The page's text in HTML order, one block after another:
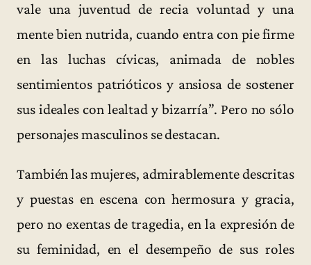
vale una juventud de recia voluntad y una
mente bien nutrida, cuando entra con pie firme
en las luchas cívicas, animada de nobles
sentimientos patrióticos y ansiosa de sostener
sus ideales con lealtad y bizarría”. Pero no sólo
personajes masculinos se destacan.
También las mujeres, admirablemente descritas
y puestas en escena con hermosura y gracia,
pero no exentas de tragedia, en la expresión de
su feminidad, en el desempeño de sus roles